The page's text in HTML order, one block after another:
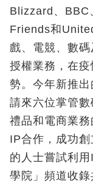
Blizzard、BBC
Friends和
戲、電競、數
授權業務，在
勢。今年新推出
請來六位掌管數
禮品和電商業
IP合作，成功
的人士嘗試利
學院」頻道收